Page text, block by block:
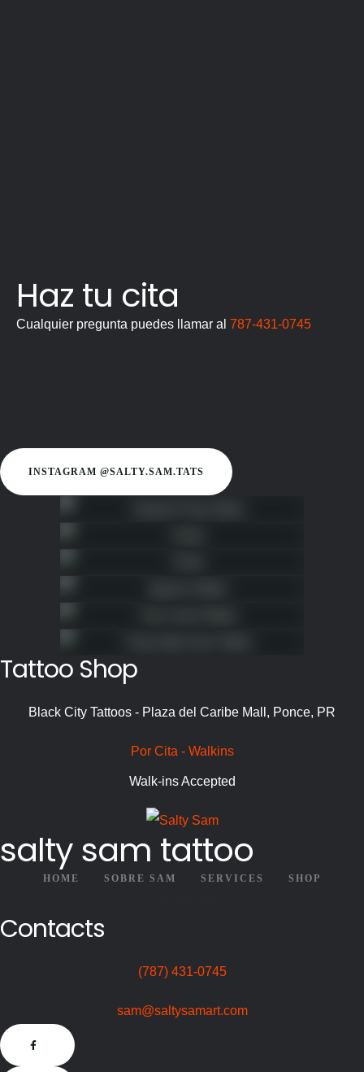
Haz tu cita
Cualquier pregunta puedes llamar al 787-431-0745
INSTAGRAM @SALTY.SAM.TATS
Tattoo Shop
Black City Tattoos - Plaza del Caribe Mall, Ponce, PR
Por Cita - Walkins
Walk-ins Accepted
salty sam tattoo
HOME SOBRE SAM SERVICES SHOP
Contacts
(787) 431-0745
sam@saltysamart.com